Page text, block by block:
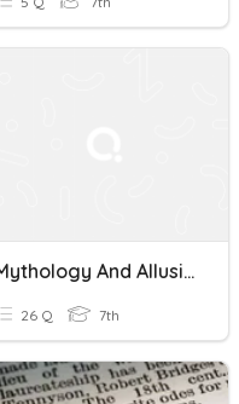
Mythology And Allusions
26 Q 7th